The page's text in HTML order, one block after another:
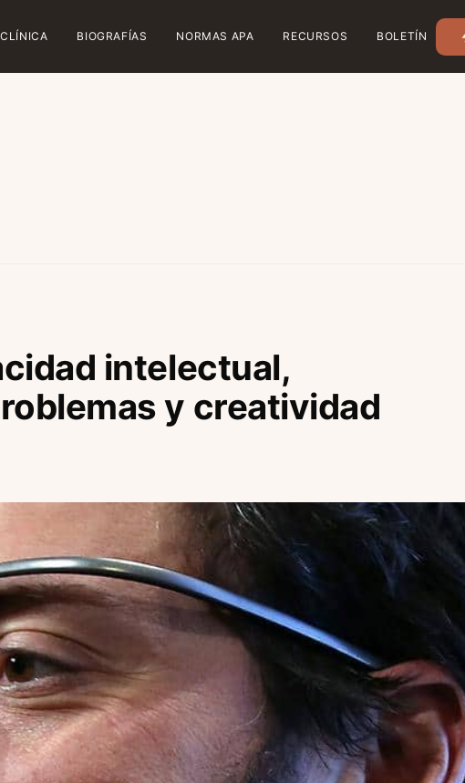
CLÍNICA BIOGRAFÍAS NORMAS APA RECURSOS BOLETÍN
intelectual,
y creatividad